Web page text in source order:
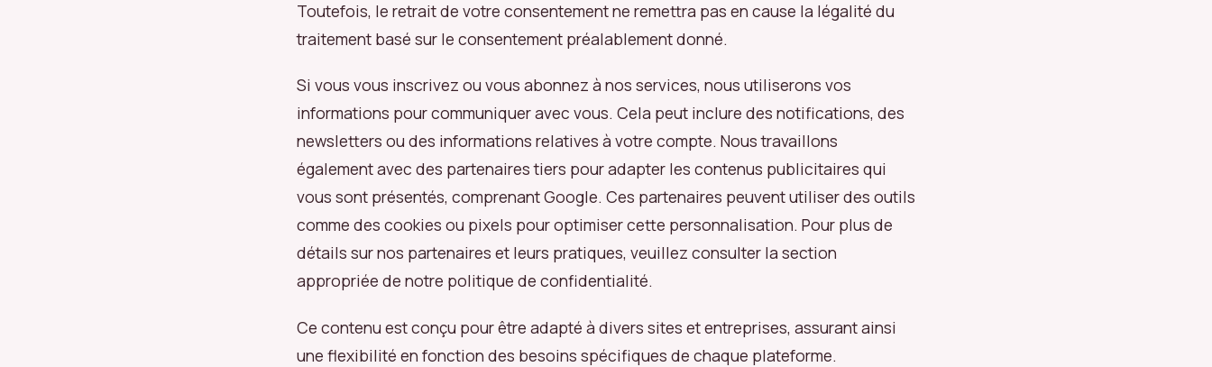
Toutefois, le retrait de votre consentement ne remettra pas en cause la légalité du
traitement basé sur le consentement préalablement donné.
Si vous vous inscrivez ou vous abonnez à nos services, nous utiliserons vos
informations pour communiquer avec vous. Cela peut inclure des notifications, des
newsletters ou des informations relatives à votre compte. Nous travaillons
également avec des partenaires tiers pour adapter les contenus publicitaires qui
vous sont présentés, comprenant Google. Ces partenaires peuvent utiliser des outils
comme des cookies ou pixels pour optimiser cette personnalisation. Pour plus de
détails sur nos partenaires et leurs pratiques, veuillez consulter la section
appropriée de notre politique de confidentialité.
Ce contenu est conçu pour être adapté à divers sites et entreprises, assurant ainsi
une flexibilité en fonction des besoins spécifiques de chaque plateforme.